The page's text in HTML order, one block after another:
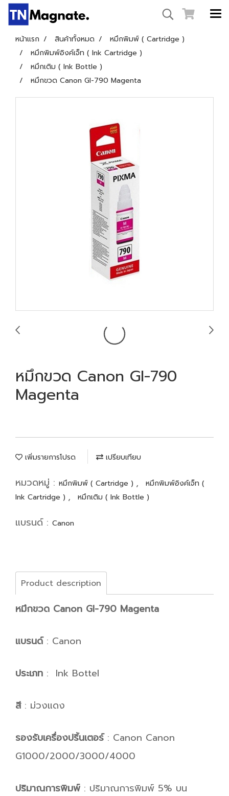
หน้าแรก สินค้าทั้งหมด
หมึกพิมพ์ ( Cartridge )
หมึกพิมพ์อิงค์เจ็ท ( Ink Cartridge )
หมึกเติม ( Ink Bottle )
หมึกขวด Canon GI-790 Magenta
หมึกขวด Canon GI-790
Magenta
เพิ่มรายการโปรด เปรียบเทียบ
หมวดหมู่ : หมึกพิมพ์ ( Cartridge ) ,
หมึกพิมพ์อิงค์เจ็ท (
Ink Cartridge ) , หมึกเติม ( Ink Bottle )
แบรนด์ : Canon
Product description
หมึกขวด Canon GI-790 Magenta
แบรนด์: Canon
ประเภท : Ink Bottel
สี: ม่วงแดง
รองรับเครื่องปริ้นเตอร์: Canon Canon
G1000/2000/3000/4000
ปริมาณการพิมพ์ : ปริมาณการพิมพ์ 5% บน